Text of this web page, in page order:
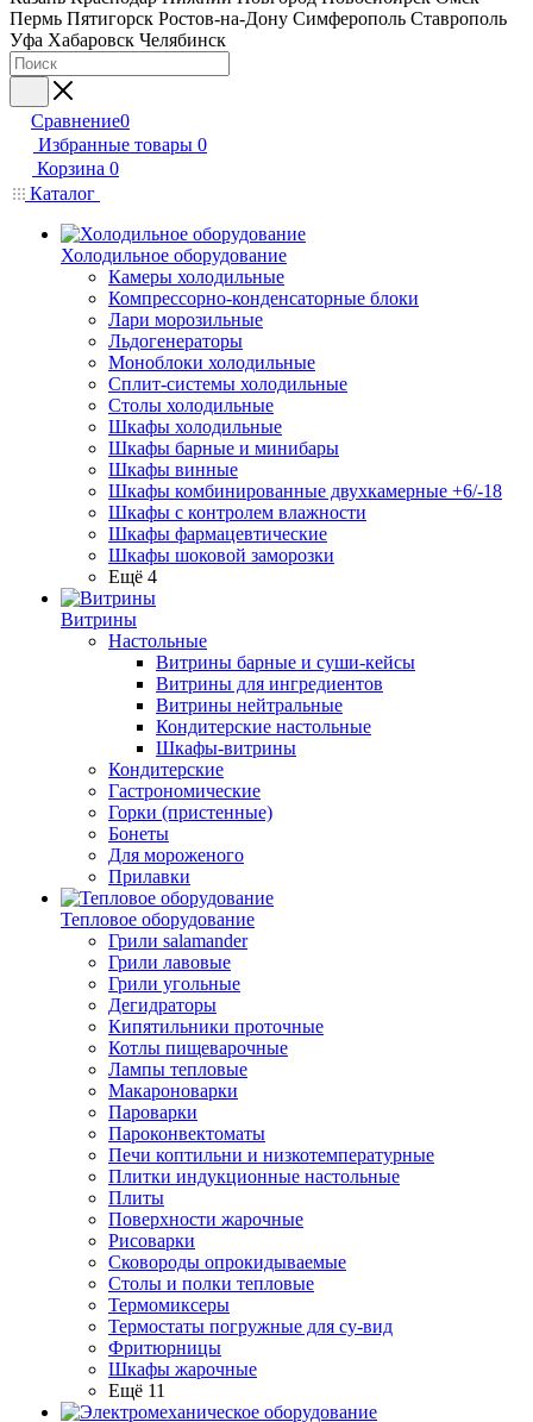
Пермь Пятигорск Ростов-на-Дону Симферополь Ставрополь
Уфа Хабаровск Челябинск
Сравнение0
Избранные товары 0
Корзина 0
Каталог
Холодильное оборудование
Камеры холодильные
Компрессорно-конденсаторные блоки
Лари морозильные
Льдогенераторы
Моноблоки холодильные
Сплит-системы холодильные
Столы холодильные
Шкафы холодильные
Шкафы барные и минибары
Шкафы винные
Шкафы комбинированные двухкамерные +6/-18
Шкафы с контролем влажности
Шкафы фармацевтические
Шкафы шоковой заморозки
Ещё 4
Витрины
Настольные
Витрины барные и суши-кейсы
Витрины для ингредиентов
Витрины нейтральные
Кондитерские настольные
Шкафы-витрины
Кондитерские
Гастрономические
Горки (пристенные)
Бонеты
Для мороженого
Прилавки
Тепловое оборудование
Грили salamander
Грили лавовые
Грили угольные
Дегидраторы
Кипятильники проточные
Котлы пищеварочные
Лампы тепловые
Макароноварки
Пароварки
Пароконвектоматы
Печи коптильни и низкотемпературные
Плитки индукционные настольные
Плиты
Поверхности жарочные
Рисоварки
Сковороды опрокидываемые
Столы и полки тепловые
Термомиксеры
Термостаты погружные для су-вид
Фритюрницы
Шкафы жарочные
Ещё 11